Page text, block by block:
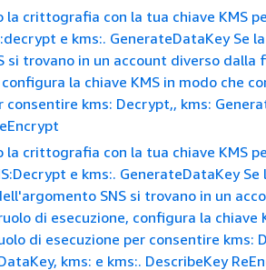
la crittografia con la tua chiave KMS
e kms:. GenerateDataKey Se
si trovano in un account diverso dalla
la chiave KMS in modo che
consentire kms: Decrypt,, kms:
la crittografia con la tua chiave KMS
e kms:. GenerateDataKey Se
SNS si trovano in un
di esecuzione, configura la chiave
di esecuzione per consentire kms:
kms: e kms:. DescribeKey